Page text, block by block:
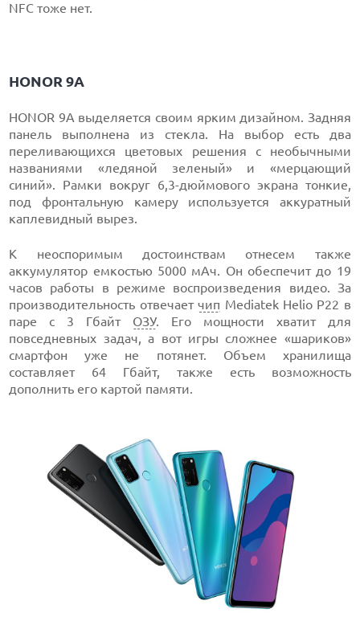
NFC тоже нет.
HONOR 9А
HONOR 9А выделяется своим ярким дизайном. Задняя
панель выполнена из стекла. На выбор есть два
переливающихся цветовых решения с необычными
названиями «ледяной зеленый» и «мерцающий
синий». Рамки вокруг 6,3-дюймового экрана тонкие,
под фронтальную камеру используется аккуратный
каплевидный вырез.
К неоспоримым достоинствам отнесем также
аккумулятор емкостью 5000 мАч. Он обеспечит до 19
часов работы в режиме воспроизведения видео. За
производительность отвечаетчип Mediatek Helio P22 в
паре с 3 Гбайт ОЗУ. Его мощности хватит для
повседневных задач, а вот игры сложнее «шариков»
смартфон уже не потянет. Объем хранилища
составляет 64 Гбайт, также есть возможность
дополнить его картой памяти.